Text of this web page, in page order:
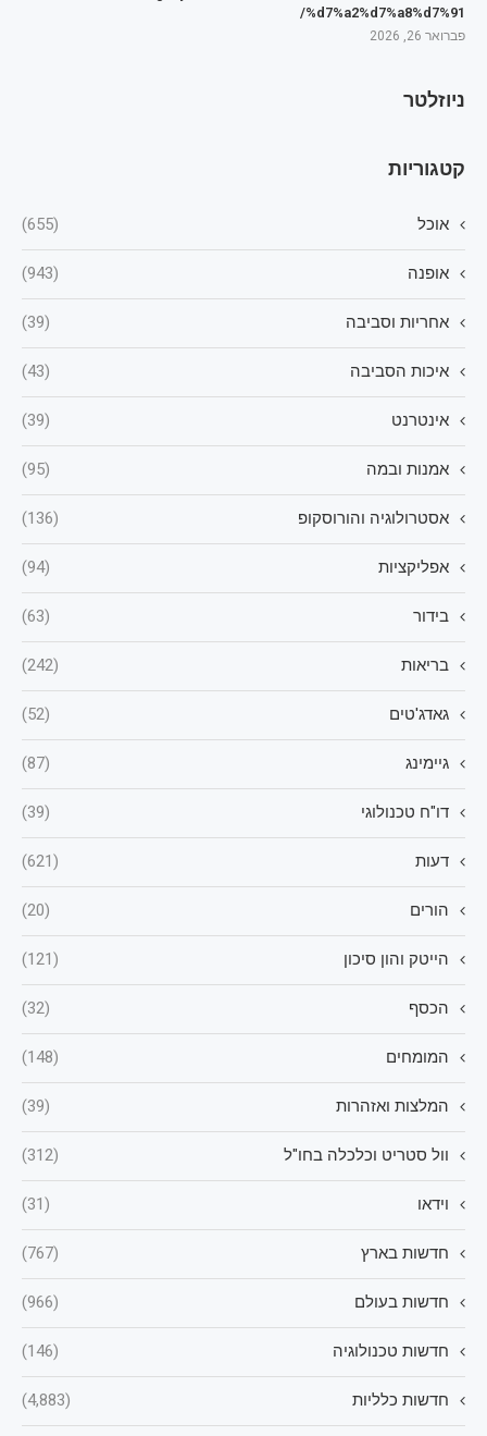
%d7%a2%d7%a8%d7%91/
פברואר 26, 2026
ניוזלטר
קטגוריות
אוכל (655)
אופנה (943)
אחריות וסביבה (39)
איכות הסביבה (43)
אינטרנט (39)
אמנות ובמה (95)
אסטרולוגיה והורוסקופ (136)
אפליקציות (94)
בידור (63)
בריאות (242)
גאדג'טים (52)
גיימינג (87)
דו"ח טכנולוגי (39)
דעות (621)
הורים (20)
הייטק והון סיכון (121)
הכסף (32)
המומחים (148)
המלצות ואזהרות (39)
וול סטריט וכלכלה בחו"ל (312)
וידאו (31)
חדשות בארץ (767)
חדשות בעולם (966)
חדשות טכנולוגיה (146)
חדשות כלליות (4,883)